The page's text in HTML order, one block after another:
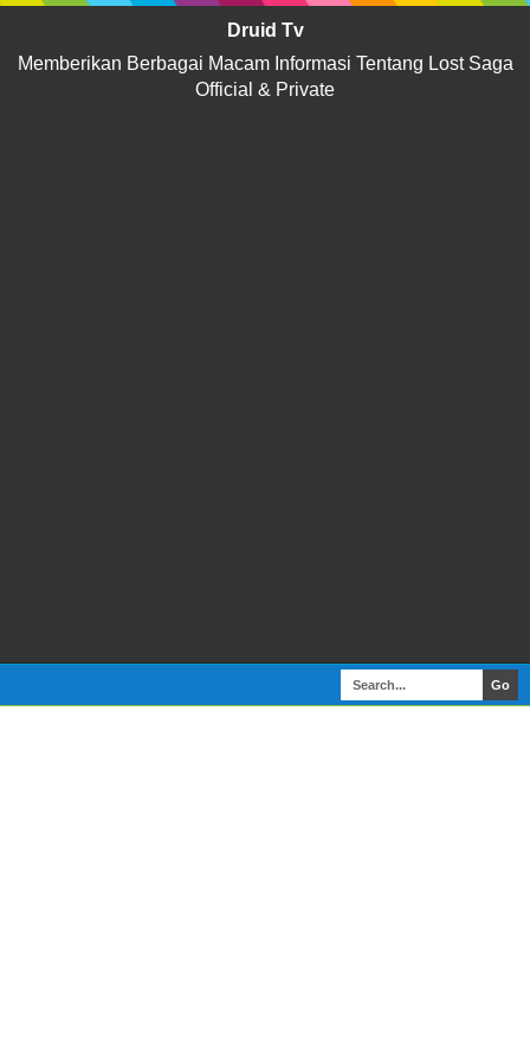
Druid Tv
Memberikan Berbagai Macam Informasi Tentang Lost Saga
Official & Private